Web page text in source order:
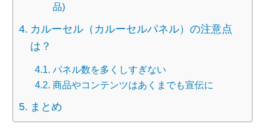
品)
カルーセル（カルーセルパネル）の注意点
は？
パネル数を多くしすぎない
商品やコンテンツはあくまでも宣伝に
まとめ